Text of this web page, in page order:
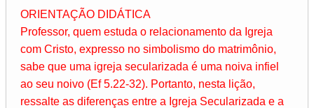
ORIENTAÇÃO DIDÁTICA
Professor, quem estuda o relacionamento da Igreja
com Cristo, expresso no simbolismo do matrimônio,
sabe que uma igreja secularizada é uma noiva infiel
ao seu noivo (Ef 5.22-32). Portanto, nesta lição,
ressalte as diferenças entre a Igreja Secularizada e a